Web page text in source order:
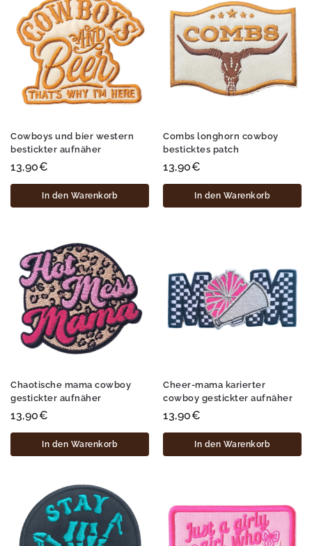
Cowboys und bier western
bestickter aufnäher
13,90€
In den Warenkorb
Combs longhorn cowboy
besticktes patch
13,90€
In den Warenkorb
Chaotische mama cowboy
gestickter aufnäher
13,90€
In den Warenkorb
Cheer-mama karierter
cowboy gestickter aufnäher
13,90€
In den Warenkorb